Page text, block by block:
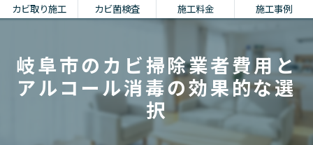
カビ取り施工 カビ菌検査 施工料金 施工事例
岐阜市のカビ掃除業者費用と
アルコール消毒の効果的な選
択